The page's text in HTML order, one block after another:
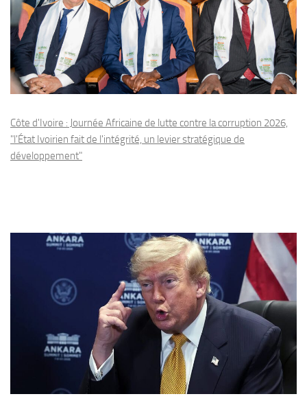
Côte d'Ivoire : Journée Africaine de lutte contre la corruption 2026,
"l'État Ivoirien fait de l'intégrité, un levier stratégique de
développement"